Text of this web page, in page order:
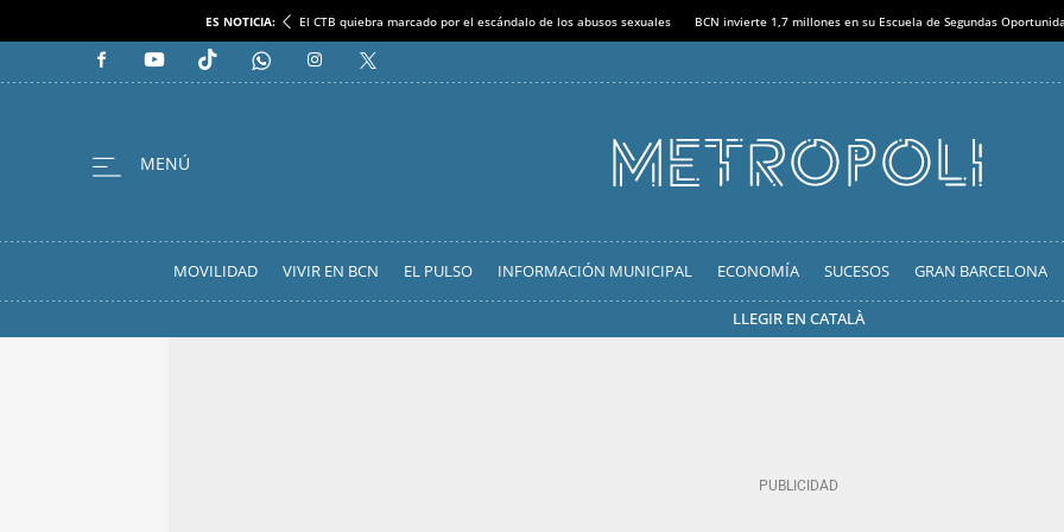
ES NOTICIA: El CTB quiebra marcado por el escándalo de los abusos sexuales BCN invierte 1,7 millones en su Escuela de Segundas
MOVILIDAD VIVIR EN BCN EL PULSO INFORMACIÓN MUNICIPAL ECONOMÍA SUCESOS GRAN BARCELONA
LLEGIR EN CATALÀ